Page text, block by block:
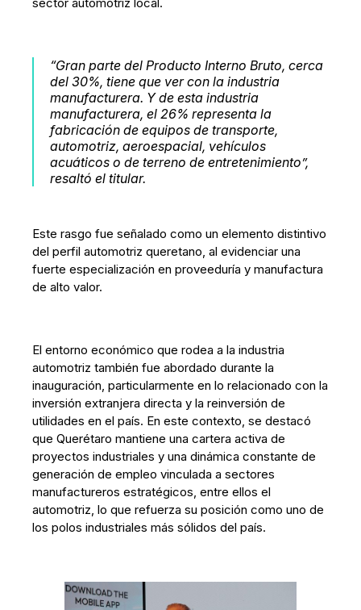
sector automotriz local.
“Gran parte del Producto Interno Bruto, cerca
del 30%, tiene que ver con la industria
manufacturera. Y de esta industria
manufacturera, el 26% representa la
fabricación de equipos de transporte,
automotriz, aeroespacial, vehículos
acuáticos o de terreno de entretenimiento”,
resaltó el titular.
Este rasgo fue señalado como un elemento distintivo
del perfil automotriz queretano, al evidenciar una
fuerte especialización en proveeduría y manufactura
de alto valor.
El entorno económico que rodea a la industria
automotriz también fue abordado durante la
inauguración, particularmente en lo relacionado con la
inversión extranjera directa y la reinversión de
utilidades en el país. En este contexto, se destacó
que Querétaro mantiene una cartera activa de
proyectos industriales y una dinámica constante de
generación de empleo vinculada a sectores
manufactureros estratégicos, entre ellos el
automotriz, lo que refuerza su posición como uno de
los polos industriales más sólidos del país.